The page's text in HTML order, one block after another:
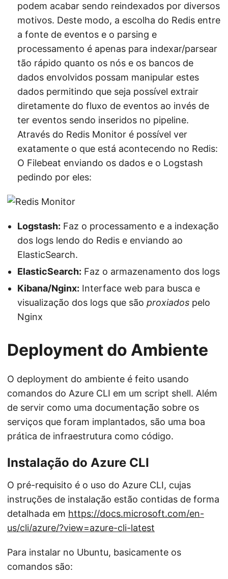
podem acabar sendo reindexados por diversos
motivos. Deste modo, a escolha do Redis entre
a fonte de eventos e o parsing e
processamento é apenas para indexar/parsear
tão rápido quanto os nós e os bancos de
dados envolvidos possam manipular estes
dados permitindo que seja possível extrair
diretamente do fluxo de eventos ao invés de
ter eventos sendo inseridos no pipeline.
Através do Redis Monitor é possível ver
exatamente o que está acontecendo no Redis:
O Filebeat enviando os dados e o Logstash
pedindo por eles:
Logstash: Faz o processamento e a indexação
dos logs lendo do Redis e enviando ao
ElasticSearch.
ElasticSearch: Faz o armazenamento dos logs
Kibana/Nginx: Interface web para busca e
visualização dos logs que são proxiados pelo
Nginx
Deployment do Ambiente
O deployment do ambiente é feito usando
comandos do Azure CLI em um script shell. Além
de servir como uma documentação sobre os
serviços que foram implantados, são uma boa
prática de infraestrutura como código.
Instalação do Azure CLI
O pré-requisito é o uso do Azure CLI, cujas
instruções de instalação estão contidas de forma
detalhada em https://docs.microsoft.com/en-
us/cli/azure/?view=azure-cli-latest
Para instalar no Ubuntu, basicamente os
comandos são: